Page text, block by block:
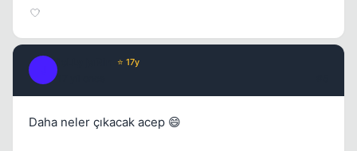
⭐ 17y
Daha neler çıkacak acep 😄